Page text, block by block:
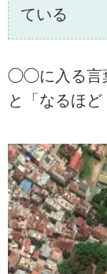
ている
◯◯に入る言
と「なるほど